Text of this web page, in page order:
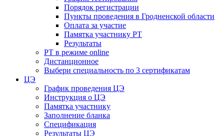
Порядок регистрации
Пункты проведения в Гродненской области
Оплата за участие
Памятка участнику РТ
Результаты
РТ в режиме online
Дистанционное
Выбери специальность по 3 сертификатам
ЦЭ
График проведения ЦЭ
Инструкция о ЦЭ
Памятка участнику
Заполнение бланка
Спецификация
Результаты ЦЭ